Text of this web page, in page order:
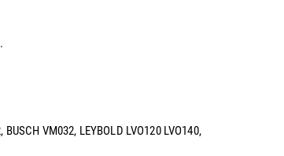
VM032, LEYBOLD LVO120 LVO140,